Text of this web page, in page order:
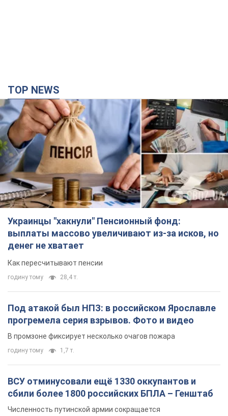
TOP NEWS
Украинцы "хакнули" Пенсионный фонд:
выплаты массово увеличивают из-за исков, но
денег не хватает
Как пересчитывают пенсии
годину тому 28,4 т.
Под атакой был НПЗ: в российском Ярославле
прогремела серия взрывов. Фото и видео
В промзоне фиксирует несколько очагов пожара
годину тому 1,7 т.
ВСУ отминусовали ещё 1330 оккупантов и
сбили более 1800 российских БПЛА – Генштаб
Численность путинской армии сокращается